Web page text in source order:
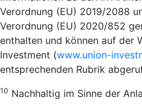
Verordnung (EU) 2019/2088
Verordnung (EU) 2020/852
enthalten und können auf der
Investment (www.union-
entsprechenden Rubrik
10 Nachhaltig im Sinne der